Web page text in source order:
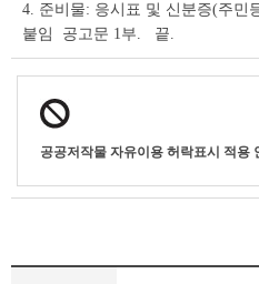
4. 준비물: 응시표 및 신분증(주민
붙임 공고문 1부. 끝.
공공저작물 자유이용 허락표시 적용